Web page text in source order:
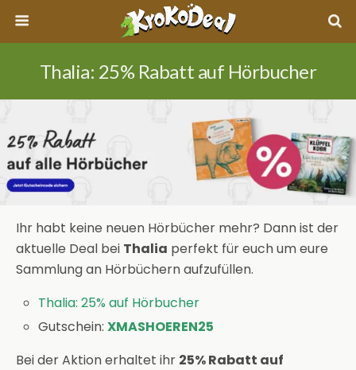
Thalia: 25% Rabatt auf Hörbucher
Ihr habt keine neuen Hörbücher mehr? Dann ist der
aktuelle Deal bei Thalia perfekt für euch um eure
Sammlung an Hörbüchern aufzufüllen.
Thalia: 25% auf Hörbucher
Gutschein:XMASHOEREN25
Bei der Aktion erhaltet ihr 25% Rabatt auf